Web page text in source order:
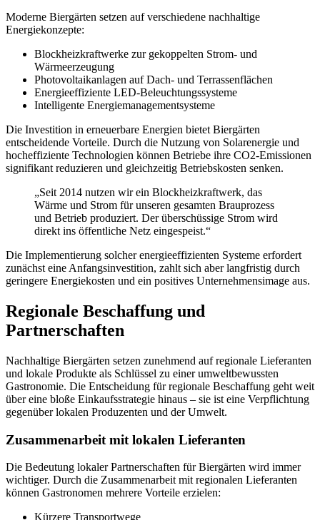
Moderne Biergärten setzen auf verschiedene nachhaltige
Energiekonzepte:
Blockheizkraftwerke zur gekoppelten Strom- und
Wärmeerzeugung
Photovoltaikanlagen auf Dach- und Terrassenflächen
Energieeffiziente LED-Beleuchtungssysteme
Intelligente Energiemanagementsysteme
Die Investition in erneuerbare Energien bietet Biergärten
entscheidende Vorteile. Durch die Nutzung von Solarenergie und
hocheffiziente Technologien können Betriebe ihre CO2-Emissionen
signifikant reduzieren und gleichzeitig Betriebskosten senken.
„Seit 2014 nutzen wir ein Blockheizkraftwerk, das
Wärme und Strom für unseren gesamten Brauprozess
und Betrieb produziert. Der überschüssige Strom wird
direkt ins öffentliche Netz eingespeist.“
Die Implementierung solcher energieeffizienten Systeme erfordert
zunächst eine Anfangsinvestition, zahlt sich aber langfristig durch
geringere Energiekosten und ein positives Unternehmensimage aus.
Regionale Beschaffung und
Partnerschaften
Nachhaltige Biergärten setzen zunehmend auf regionale Lieferanten
und lokale Produkte als Schlüssel zu einer umweltbewussten
Gastronomie. Die Entscheidung für regionale Beschaffung geht weit
über eine bloße Einkaufsstrategie hinaus – sie ist eine Verpflichtung
gegenüber lokalen Produzenten und der Umwelt.
Zusammenarbeit mit lokalen Lieferanten
Die Bedeutung lokaler Partnerschaften für Biergärten wird immer
wichtiger. Durch die Zusammenarbeit mit regionalen Lieferanten
können Gastronomen mehrere Vorteile erzielen:
Kürzere Transportwege